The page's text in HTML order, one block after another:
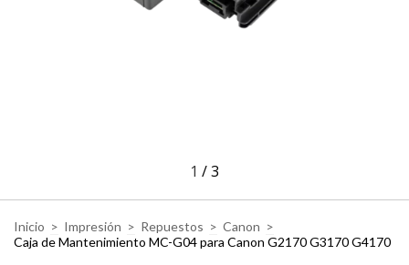
1 /3
Inicio > Impresión > Repuestos > Canon >
Caja de Mantenimiento MC-G04 para Canon G2170 G3170 G4170